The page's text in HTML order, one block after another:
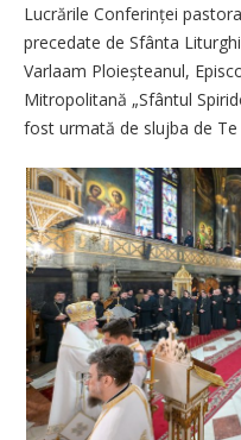
Lucrările Conferinței
precedate de Sfânta
Varlaam Ploieșteanul,
Mitropolitană „Sfântul
fost urmată de slujba de Te